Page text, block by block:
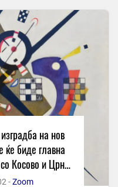
на нов
ќе биде главна
Косово и Црна
-Zoom